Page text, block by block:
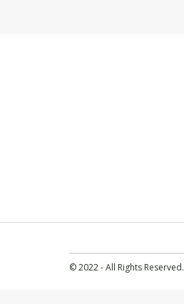
© 2022 - All Rights Reserved.